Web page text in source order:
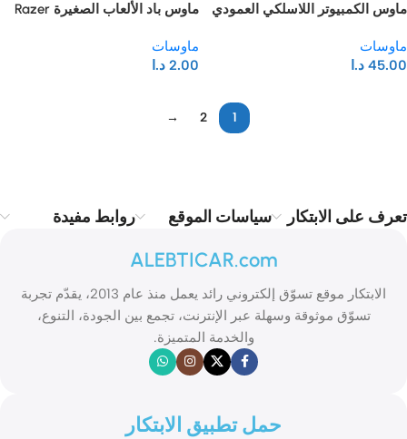
ماوس الكمبيوتر اللاسلكي العمودي
اليمنى، أزرار قابلة للبرمجة –
عمر بطارية يصل إلى 12 شهرًا
ماوسات
45.00 د.ا
ماوس باد الألعاب الصغيرة Razer
ماوسات
2.00 د.ا
1
2
→
تعرف على الابتكار سياسات الموقع روابط مفيدة
ALEBTICAR.com
الابتكار موقع تسوّق إلكتروني رائد يعمل منذ عام 2013، يقدّم تجربة
تسوّق موثوقة وسهلة عبر الإنترنت، تجمع بين الجودة، التنوع،
والخدمة المتميزة.
حمل تطبيق الابتكار